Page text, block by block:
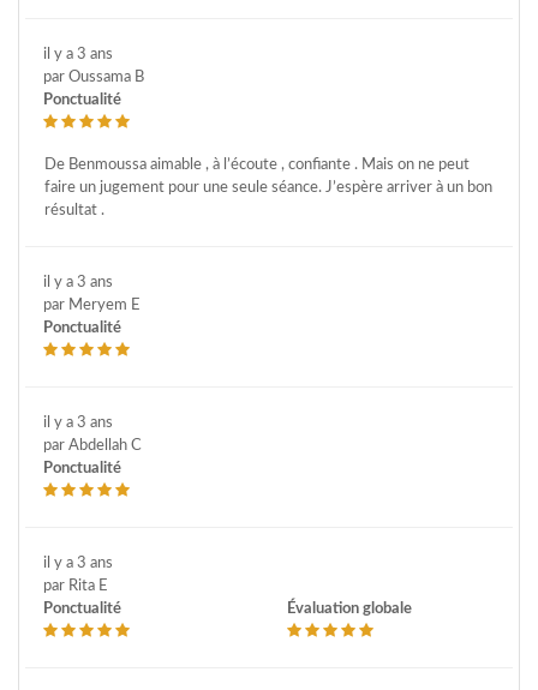
il y a 3 ans
par Oussama B
Ponctualité
De Benmoussa aimable , à l’écoute , confiante . Mais on ne peut
faire un jugement pour une seule séance. J’espère arriver à un bon
résultat .
il y a 3 ans
par Meryem E
Ponctualité
il y a 3 ans
par Abdellah C
Ponctualité
il y a 3 ans
par Rita E
Ponctualité
Évaluation globale